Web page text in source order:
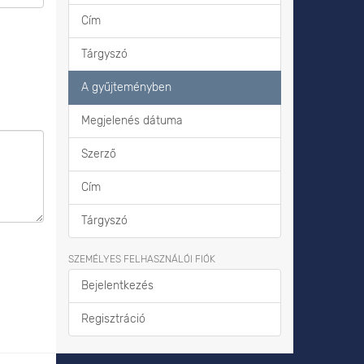
Cím
Tárgyszó
A gyűjteményben
Megjelenés dátuma
Szerző
Cím
Tárgyszó
SZEMÉLYES FELHASZNÁLÓI FIÓK
Bejelentkezés
Regisztráció